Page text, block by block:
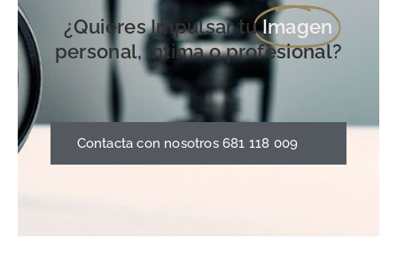
¿Quieres Impulsar tu Imagen
personal, íntima o profesional?
Contacta con nosotros 681 118 009